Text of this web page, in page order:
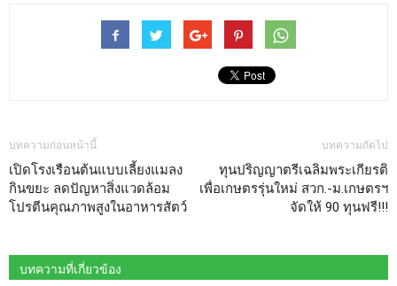
บทความก่อนหน้านี้
เปิดโรงเรือนต้นแบบเลี้ยงแมลง
กินขยะ ลดปัญหาสิ่งแวดล้อม
โปรตีนคุณภาพสูงในอาหารสัตว์
บทความถัดไป
ทุนปริญญาตรีเฉลิมพระเกียรติ
เพื่อเกษตรรุ่นใหม่ สวก.-ม.เกษตรฯ
จัดให้ 90 ทุนฟรี!!!
บทความที่เกี่ยวข้อง